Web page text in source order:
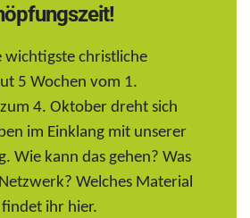
christliche
5 Wochen vom 1.
4. Oktober dreht sich
im Einklang mit unserer
Wie kann das gehen? Was
Welches Material
findet ihr hier.